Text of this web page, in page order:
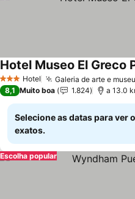
3 EstrelasHotel Galeria de arte e
Hotel Museo El Greco
8,1 Muito boa 1.824 a 13.0
Selecione as datas para ver
exatos.
Escolha popular